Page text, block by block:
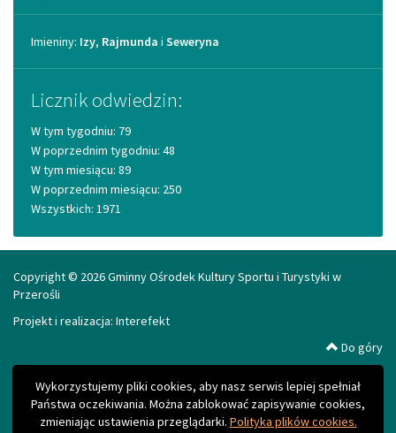
Wykorzystujemy pliki cookies, aby nasz serwis lepiej spełniał
Państwa oczekiwania. Można zablokować zapisywanie cookies,
zmieniając ustawienia przeglądarki. Polityka plików cookies.
Imieniny
Imieniny: Izy, Rajmunda i Seweryna
Licznik odwiedzin:
W tym tygodniu: 79
W poprzednim tygodniu: 48
W tym miesiącu: 89
W poprzednim miesiącu: 250
Wszystkich: 1971
Copyright © 2026 Gminny Ośrodek Kultury Sportu i Turystyki w
Przerośli
Projekt i realizacja: Interefekt
Do góry